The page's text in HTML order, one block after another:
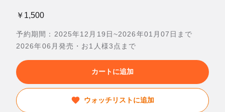
￥1,500
予約期間：2025年12月19日~2026年01月07日まで
2026年06月発売・お1人様3点まで
カートに追加
ウォッチリストに追加